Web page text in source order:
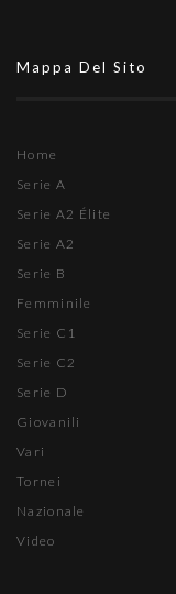
Mappa Del Sito
Home
Serie A
Serie A2 Élite
Serie A2
Serie B
Femminile
Serie C1
Serie C2
Serie D
Giovanili
Vari
Tornei
Nazionale
Video